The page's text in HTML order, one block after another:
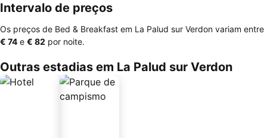
Intervalo de preços
Os preços de Bed & Breakfast em La Palud sur Verdon variam entre
‎€ 74 e ‎€ 82 por noite.
Outras estadias em La Palud sur Verdon